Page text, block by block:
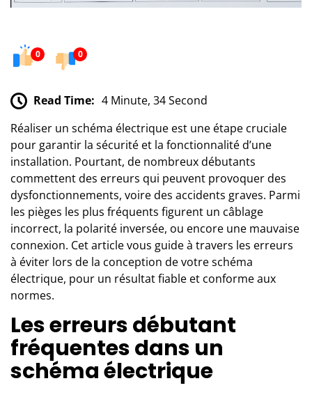
0 0
Read Time: 4 Minute, 34 Second
Réaliser un schéma électrique est une étape cruciale
pour garantir la sécurité et la fonctionnalité d’une
installation. Pourtant, de nombreux débutants
commettent des erreurs qui peuvent provoquer des
dysfonctionnements, voire des accidents graves. Parmi
les pièges les plus fréquents figurent un câblage
incorrect, la polarité inversée, ou encore une mauvaise
connexion. Cet article vous guide à travers les erreurs
à éviter lors de la conception de votre schéma
électrique, pour un résultat fiable et conforme aux
normes.
Les erreurs débutant
fréquentes dans un
schéma électrique